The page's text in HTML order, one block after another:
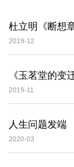
杜立明《断想章
2019-12
《玉茗堂的变
2019-11
人生问题发端
2020-03